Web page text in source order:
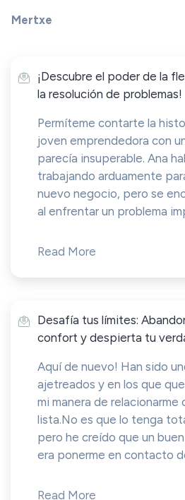
Mertxe
¡Descubre el poder de la
la resolución de problemas!
Permíteme contarte la
joven emprendedora con
parecía insuperable. Ana
trabajando arduamente
nuevo negocio, pero se
al enfrentar un problema
Read More
Desafía tus límites:
confort y despierta tu
Aquí de nuevo! Han sido
ajetreados y en los que
mi manera de
lista.No es que lo tenga
pero he creído que un
era ponerme en contacto
Read More